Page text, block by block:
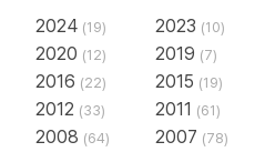
2024 (19) 2023 (10)
2020 (12) 2019 (7)
2016 (22) 2015 (19)
2012 (33) 2011 (61)
2008 (64) 2007 (78)